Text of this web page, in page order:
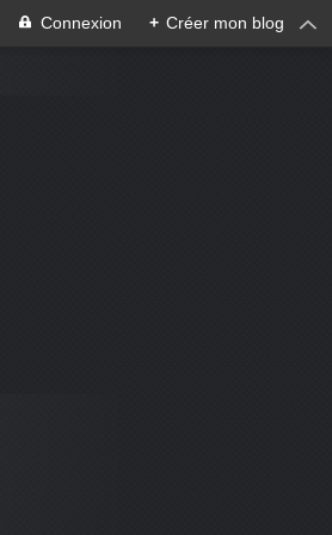
Connexion + Créer mon blog